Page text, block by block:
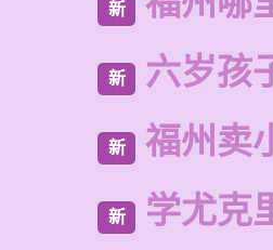
新
新 六岁孩
新 福州卖
新 学尤克